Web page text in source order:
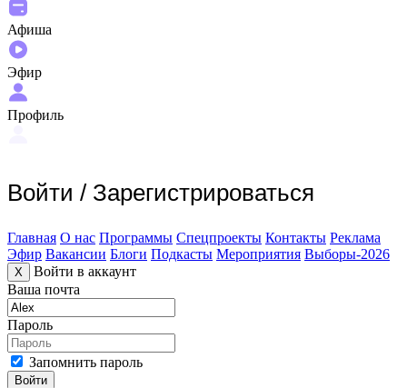
Афиша
Эфир
Профиль
Войти / Зарегистрироваться
Главная О нас Программы Спецпроекты Контакты Реклама
Эфир Вакансии Блоги Подкасты Мероприятия Выборы-2026
X
Войти в аккаунт
Ваша почта
Пароль
Запомнить пароль
Войти